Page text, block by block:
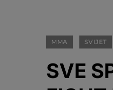
MMA SVIJET
SVE